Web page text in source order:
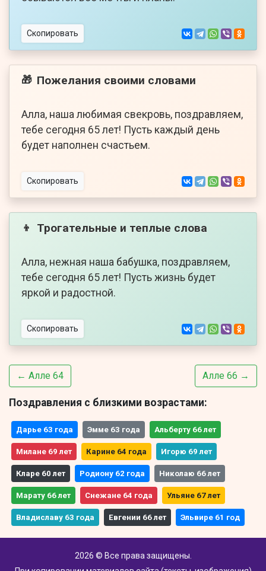
Скопировать
🎁 Пожелания своими словами
Алла, наша любимая свекровь, поздравляем,
тебе сегодня 65 лет! Пусть каждый день
будет наполнен счастьем.
Скопировать
👦 Трогательные и теплые слова
Алла, нежная наша бабушка, поздравляем,
тебе сегодня 65 лет! Пусть жизнь будет
яркой и радостной.
Скопировать
← Алле 64 Алле 66 →
Поздравления с близкими возрастами:
Дарье 63 года Эмме 63 года Альберту 66 лет
Милане 69 лет Карине 64 года Игорю 69 лет
Кларе 60 лет Родиону 62 года Николаю 66 лет
Марату 66 лет Снежане 64 года Ульяне 67 лет
Владиславу 63 года Евгении 66 лет Эльвире 61 год
2026 © Все права защищены.